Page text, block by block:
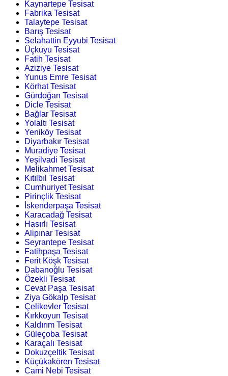
Kaynartepe Tesisat
Fabrika Tesisat
Talaytepe Tesisat
Barış Tesisat
Selahattin Eyyubi Tesisat
Üçkuyu Tesisat
Fatih Tesisat
Aziziye Tesisat
Yunus Emre Tesisat
Körhat Tesisat
Gürdoğan Tesisat
Dicle Tesisat
Bağlar Tesisat
Yolaltı Tesisat
Yeniköy Tesisat
Diyarbakır Tesisat
Muradiye Tesisat
Yeşilvadi Tesisat
Melikahmet Tesisat
Kıtılbıl Tesisat
Cumhuriyet Tesisat
Pirinçlik Tesisat
İskenderpaşa Tesisat
Karacadağ Tesisat
Hasırlı Tesisat
Alipınar Tesisat
Seyrantepe Tesisat
Fatihpaşa Tesisat
Ferit Köşk Tesisat
Dabanoğlu Tesisat
Özekli Tesisat
Cevat Paşa Tesisat
Ziya Gökalp Tesisat
Çelikevler Tesisat
Kırkkoyun Tesisat
Kaldırım Tesisat
Güleçoba Tesisat
Karaçalı Tesisat
Dokuzçeltik Tesisat
Küçükakören Tesisat
Cami Nebi Tesisat